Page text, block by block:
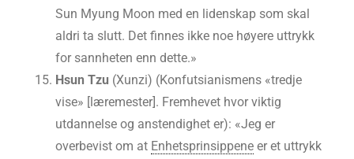
Sun Myung Moon med en lidenskap som skal
aldri ta slutt. Det finnes ikke noe høyere uttrykk
for sannheten enn dette.»
Hsun Tzu (Xunzi) (Konfutsianismens «tredje
vise» [læremester]. Fremhevet hvor viktig
utdannelse og anstendighet er): «Jeg er
overbevist om at Enhetsprinsippene er et uttrykk